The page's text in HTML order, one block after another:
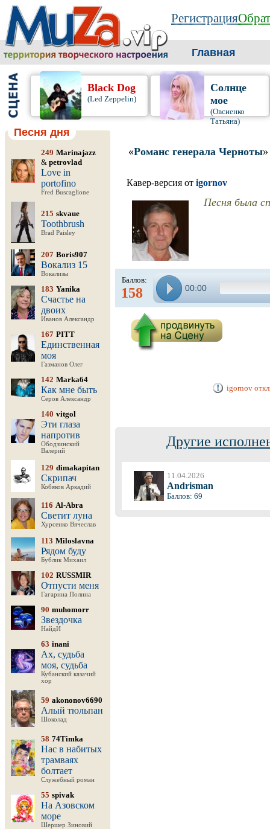
Регистрация
Главная
Black Dog
(Led Zeppelin)
Солнце
мое
(Овсиенко
Татьяна)
Песня дня
249 Marinajazz
& petrovlad
Love in
portofino
Fred Buscaglione
215 skvaue
Toothbrush
Brad Paisley
207 Boris907
Вокализ 15
Вокализы
183 Yanika
Счастье на
двоих
Иванов Александр
167 PITT
Единственная
моя
Газманов Олег
142 Marka64
Как мне быть
Серов Александр
140 vitgol
Эти глаза
напротив
Ободзинский
Валерий
129 dimakapitan
Скрипач
Кобяков Аркадий
116 Al-Abra
Светит луна
Хурсенко Вячеслав
113 Miloslavna
Рядом буду
Бублик Михаил
102 RUSSMIR
Отпусти меня
Гагарина Полина
90 muhomorr
Звездочка
НайдИ
63 inani
Ах, судьба
моя, судьба
Кубанский казачий
хор
59 akononov6690
Алый тюльпан
Шоколад
58 74Timka
Нас в набитых
трамваях
болтает
Служебный роман
55 spivak
На Азовском
море
Шершер Зиновий
«Романс генерала Черноты
Кавер-версия от igornov
Песня была
Баллов:
158 00:00
igornov
Другие
11.04.2026
Andrisman
Баллов: 69